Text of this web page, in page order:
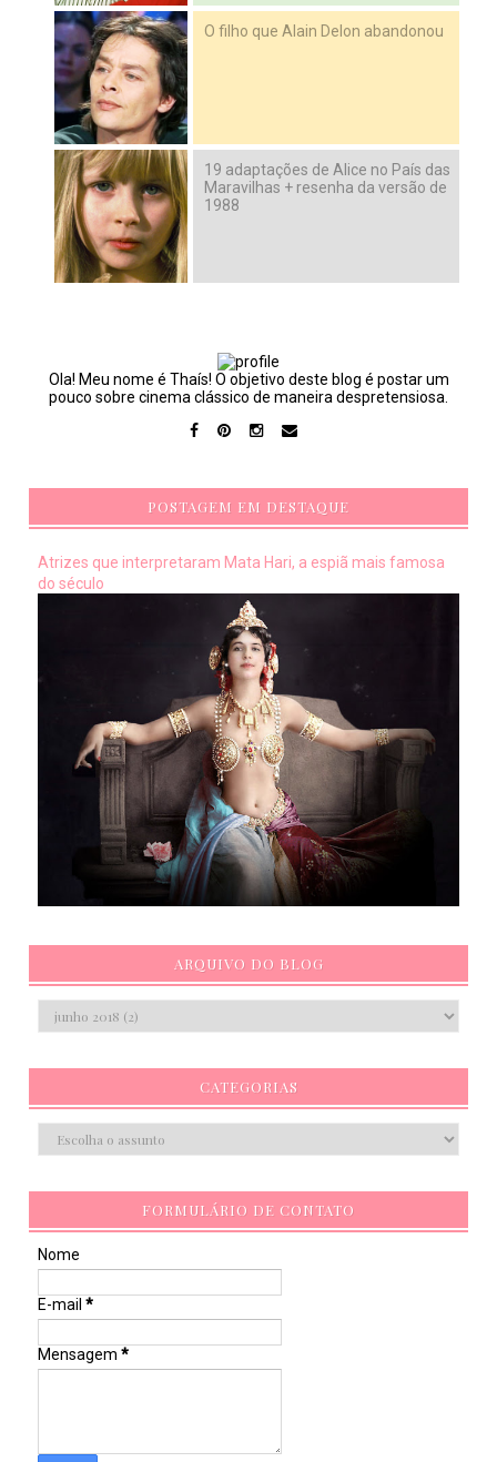
O filho que Alain Delon abandonou
19 adaptações de Alice no País das
Maravilhas + resenha da versão de
1988
Ola! Meu nome é Thaís! O objetivo deste blog é postar um
pouco sobre cinema clássico de maneira despretensiosa.
POSTAGEM EM DESTAQUE
Atrizes que interpretaram Mata Hari, a espiã mais famosa
do século
ARQUIVO DO BLOG
CATEGORIAS
FORMULÁRIO DE CONTATO
Nome
E-mail *
Mensagem *